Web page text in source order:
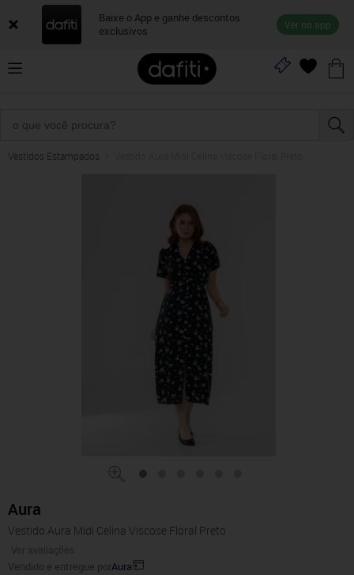
Baixe o App e ganhe descontos
exclusivos
Ver no app
Vestidos Estampados
Aura
Vestido Aura Midi Celina Viscose Floral Preto
Ver avaliações
Vendido e entregue porAura